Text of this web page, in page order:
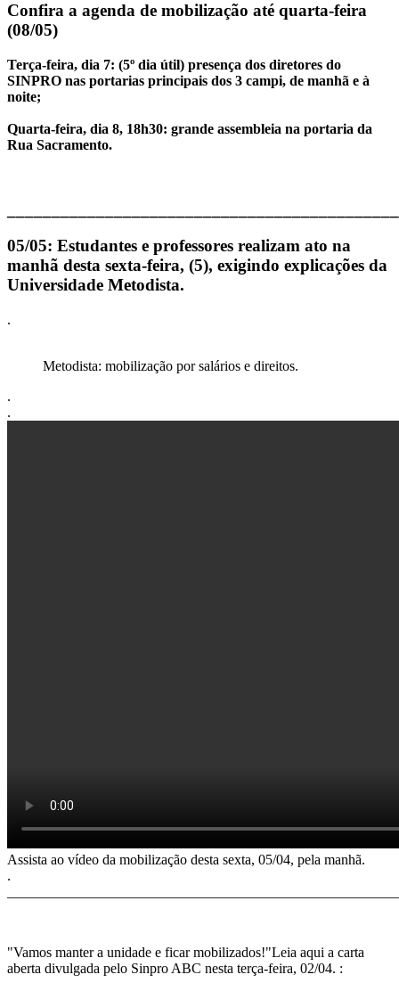
Confira a agenda de mobilização até quarta-feira
(08/05)
Terça-feira, dia 7: (5º dia útil) presença dos diretores do
SINPRO nas portarias principais dos 3 campi, de manhã e à
noite;
Quarta-feira, dia 8, 18h30: grande assembleia na portaria da
Rua Sacramento.
05/05: Estudantes e professores realizam ato na
manhã desta sexta-feira, (5), exigindo explicações da
Universidade Metodista.
.
Metodista: mobilização por salários e direitos.
.
.
Assista ao vídeo da mobilização desta sexta, 05/04, pela manhã.
.
"Vamos manter a unidade e ficar mobilizados!"Leia aqui a carta
aberta divulgada pelo Sinpro ABC nesta terça-feira, 02/04. :